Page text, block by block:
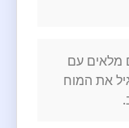
מלאים עם
את המוח